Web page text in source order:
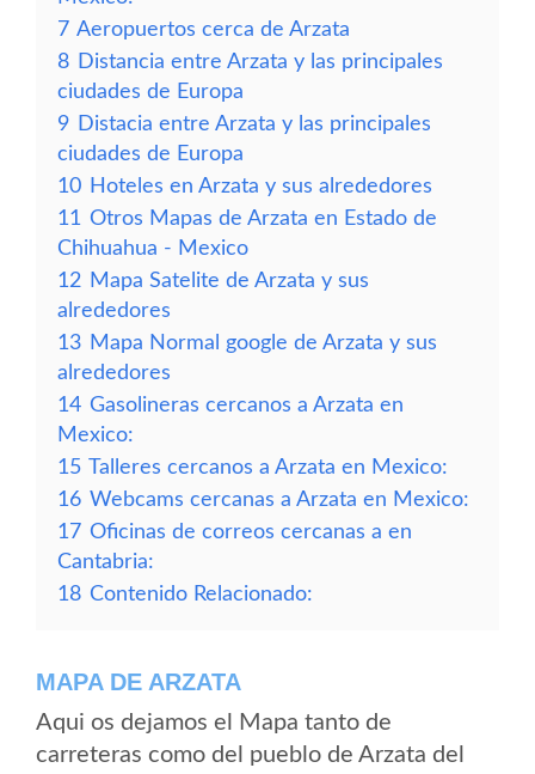
7 Aeropuertos cerca de Arzata
8 Distancia entre Arzata y las principales
ciudades de Europa
9 Distacia entre Arzata y las principales
ciudades de Europa
10 Hoteles en Arzata y sus alrededores
11 Otros Mapas de Arzata en Estado de
Chihuahua - Mexico
12 Mapa Satelite de Arzata y sus
alrededores
13 Mapa Normal google de Arzata y sus
alrededores
14 Gasolineras cercanos a Arzata en
Mexico:
15 Talleres cercanos a Arzata en Mexico:
16 Webcams cercanas a Arzata en Mexico:
17 Oficinas de correos cercanas a en
Cantabria:
18 Contenido Relacionado:
MAPA DE ARZATA
Aqui os dejamos el Mapa tanto de
carreteras como del pueblo de Arzata del